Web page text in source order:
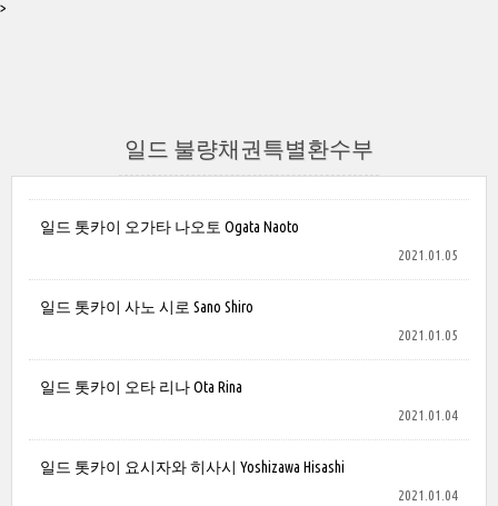
>
일드 불량채권특별환수부
일드 톳카이 오가타 나오토 Ogata Naoto
2021.01.05
일드 톳카이 사노 시로 Sano Shiro
2021.01.05
일드 톳카이 오타 리나 Ota Rina
2021.01.04
일드 톳카이 요시자와 히사시 Yoshizawa Hisashi
2021.01.04